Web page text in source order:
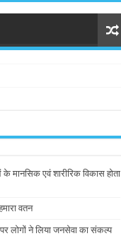
एवं शारीरिक विकास होता
वतन
लोगों ने लिया जनसेवा का संकल्प